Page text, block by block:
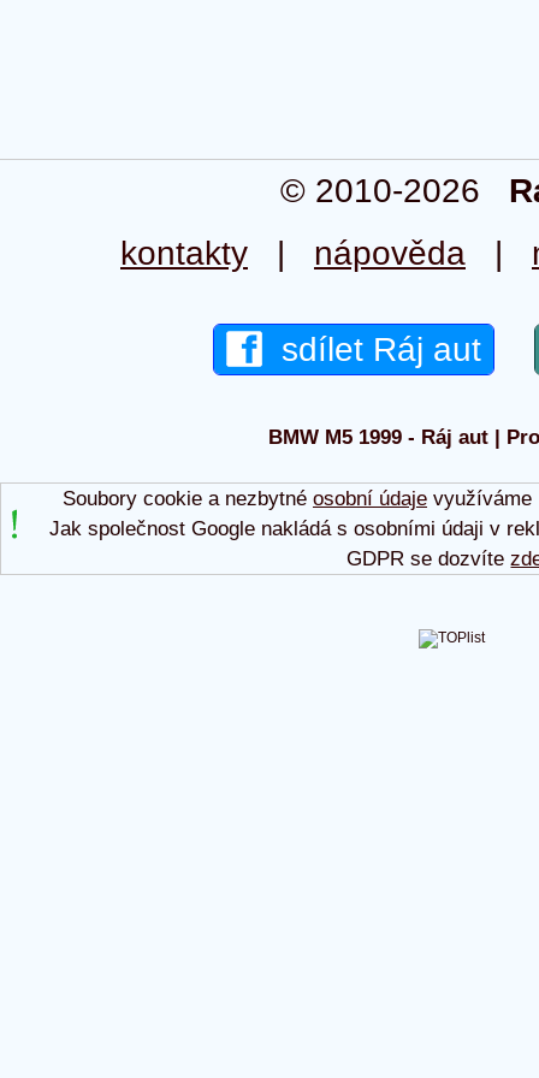
© 2010-2026
kontakty | nápověda |
sdílet Ráj aut
BMW M5 1999 - Ráj aut |
Soubory cookie a nezbytné osobní údajevyužíváme
Jak společnost Google nakládá s osobními údaji v
GDPR se dozvíte